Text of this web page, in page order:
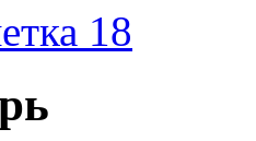
18